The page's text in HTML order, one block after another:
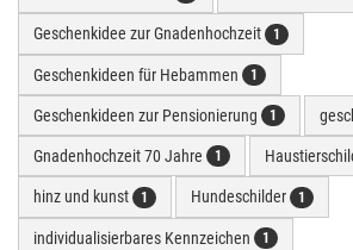
Geschenkidee zur Gnadenhochzeit 1
Geschenkideen für Hebammen 1
Geschenkideen zur Pensionierung 1
Gnadenhochzeit 70 Jahre 1
hinz und kunst 1 Hundeschilder 1
individualisierbares Kennzeichen 1